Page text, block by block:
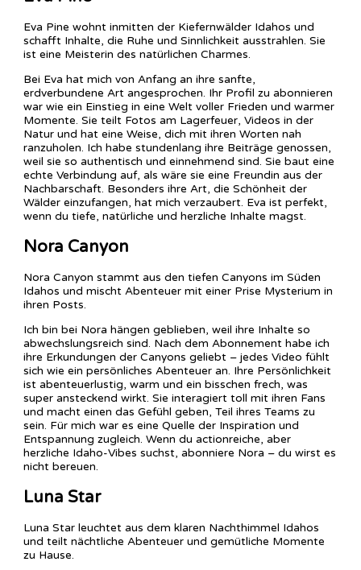
Eva Pine wohnt inmitten der Kiefernwälder Idahos und
schafft Inhalte, die Ruhe und Sinnlichkeit ausstrahlen. Sie
ist eine Meisterin des natürlichen Charmes.
Bei Eva hat mich von Anfang an ihre sanfte,
erdverbundene Art angesprochen. Ihr Profil zu abonnieren
war wie ein Einstieg in eine Welt voller Frieden und warmer
Momente. Sie teilt Fotos am Lagerfeuer, Videos in der
Natur und hat eine Weise, dich mit ihren Worten nah
ranzuholen. Ich habe stundenlang ihre Beiträge genossen,
weil sie so authentisch und einnehmend sind. Sie baut eine
echte Verbindung auf, als wäre sie eine Freundin aus der
Nachbarschaft. Besonders ihre Art, die Schönheit der
Wälder einzufangen, hat mich verzaubert. Eva ist perfekt,
wenn du tiefe, natürliche und herzliche Inhalte magst.
Nora Canyon
Nora Canyon stammt aus den tiefen Canyons im Süden
Idahos und mischt Abenteuer mit einer Prise Mysterium in
ihren Posts.
Ich bin bei Nora hängen geblieben, weil ihre Inhalte so
abwechslungsreich sind. Nach dem Abonnement habe ich
ihre Erkundungen der Canyons geliebt – jedes Video fühlt
sich wie ein persönliches Abenteuer an. Ihre Persönlichkeit
ist abenteuerlustig, warm und ein bisschen frech, was
super ansteckend wirkt. Sie interagiert toll mit ihren Fans
und macht einen das Gefühl geben, Teil ihres Teams zu
sein. Für mich war es eine Quelle der Inspiration und
Entspannung zugleich. Wenn du actionreiche, aber
herzliche Idaho-Vibes suchst, abonniere Nora – du wirst es
nicht bereuen.
Luna Star
Luna Star leuchtet aus dem klaren Nachthimmel Idahos
und teilt nächtliche Abenteuer und gemütliche Momente
zu Hause.